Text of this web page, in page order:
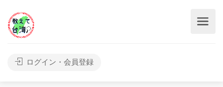
ログイン・会員登録